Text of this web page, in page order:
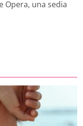
Opera, una sedia